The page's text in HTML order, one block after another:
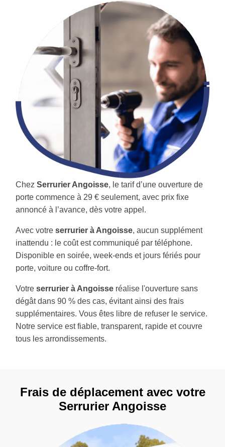
Chez Serrurier Angoisse, le tarif d’une ouverture de
porte commence à 29 € seulement, avec prix fixe
annoncé à l’avance, dès votre appel.
Avec votre serrurier à Angoisse, aucun supplément
inattendu : le coût est communiqué par téléphone.
Disponible en soirée, week-ends et jours fériés pour
porte, voiture ou coffre-fort.
Votre serrurier à Angoisse réalise l'ouverture sans
dégât dans 90 % des cas, évitant ainsi des frais
supplémentaires. Vous êtes libre de refuser le service.
Notre service est fiable, transparent, rapide et couvre
tous les arrondissements.
Frais de déplacement avec votre
Serrurier Angoisse